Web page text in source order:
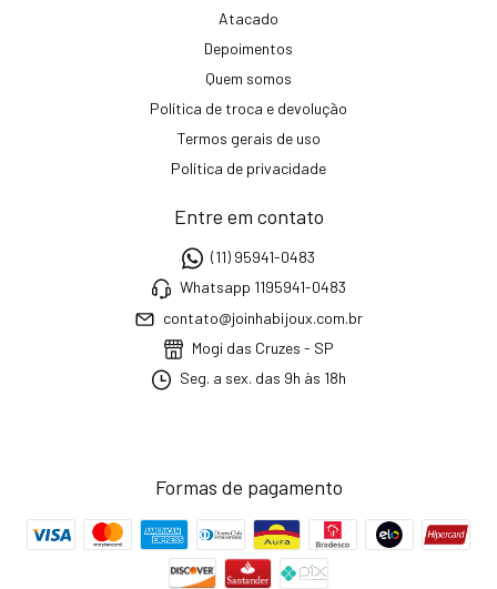
Atacado
Depoimentos
Quem somos
Política de troca e devolução
Termos gerais de uso
Política de privacidade
Entre em contato
(11) 95941-0483
Whatsapp 1195941-0483
contato@joinhabijoux.com.br
Mogi das Cruzes - SP
Seg. a sex. das 9h às 18h
Formas de pagamento